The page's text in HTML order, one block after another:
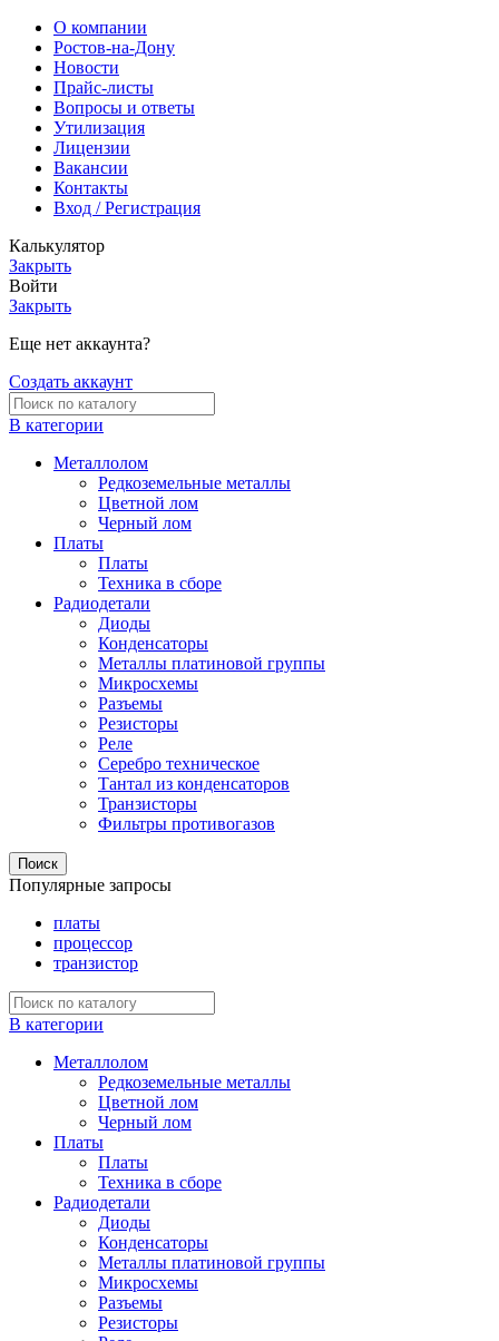
О компании
Ростов-на-Дону
Новости
Прайс-листы
Вопросы и ответы
Утилизация
Лицензии
Вакансии
Контакты
Вход / Регистрация
Калькулятор
Закрыть
Войти
Закрыть
Еще нет аккаунта?
Создать аккаунт
В категории
Металлолом
Редкоземельные металлы
Цветной лом
Черный лом
Платы
Платы
Техника в сборе
Радиодетали
Диоды
Конденсаторы
Металлы платиновой группы
Микросхемы
Разъемы
Резисторы
Реле
Серебро техническое
Тантал из конденсаторов
Транзисторы
Фильтры противогазов
Поиск
Популярные запросы
платы
процессор
транзистор
В категории
Металлолом
Редкоземельные металлы
Цветной лом
Черный лом
Платы
Платы
Техника в сборе
Радиодетали
Диоды
Конденсаторы
Металлы платиновой группы
Микросхемы
Разъемы
Резисторы